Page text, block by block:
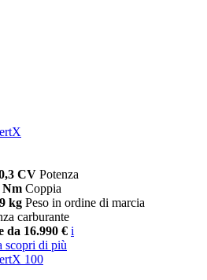
CV Potenza
Nm Coppia
kg Peso in ordine di marcia
carburante
da 16.990 € i
scopri di più
100